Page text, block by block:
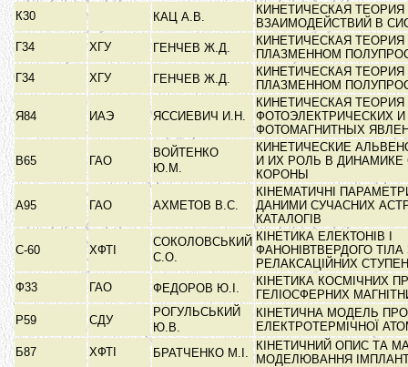
К30
КАЦ А.В.
КИНЕТИЧЕСКАЯ
ВЗАИМОДЕЙСТВИЙ В
Г34
ХГУ ГЕНЧЕВ Ж.Д.
КИНЕТИЧЕСКАЯ
ПЛАЗМЕННОМ
Г34
ХГУ ГЕНЧЕВ Ж.Д.
КИНЕТИЧЕСКАЯ
ПЛАЗМЕННОМ
Я84 ИАЭ ЯССИЕВИЧ И.Н.
КИНЕТИЧЕСКАЯ ТЕОРИЯ
ФОТОЭЛЕКТРИЧЕСКИХ И
ФОТОМАГНИТНЫХ
В65 ГАО
ВОЙТЕНКО
Ю.М.
КИНЕТИЧЕСКИЕ
И ИХ РОЛЬ В
КОРОНЫ
А95 ГАО АХМЕТОВ В.С.
КІНЕМАТИЧНІ
ДАНИМИ СУЧАСНИХ
КАТАЛОГІВ
С-60 ХФТІ
СОКОЛОВСЬКИЙ
С.О.
КІНЕТИКА ЕЛЕКТОНІВ І
ФАНОНІВТВЕРДОГО
РЕЛАКСАЦІЙНИХ
Ф33
ГАО ФЕДОРОВ Ю.І.
КІНЕТИКА КОСМІЧНИХ
ГЕЛІОСФЕРНИХ
Р59
СДУ
РОГУЛЬСЬКИЙ
Ю.В.
КІНЕТИЧНА МОДЕЛЬ
ЕЛЕКТРОТЕРМІЧНОЇ
Б87
ХФТІ БРАТЧЕНКО М.І.
КІНЕТИЧНИЙ ОПИС ТА
МОДЕЛЮВАННЯ